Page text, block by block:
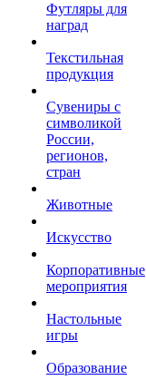
Футляры для
наград
Текстильная
продукция
Сувениры с
символикой
России,
регионов,
стран
Животные
Искусство
Корпоративные
мероприятия
Настольные
игры
Образование